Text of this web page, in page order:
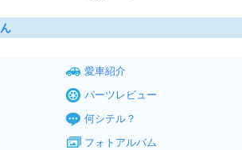
愛車紹介
パーツレビュー
何シテル？
フォトアルバム